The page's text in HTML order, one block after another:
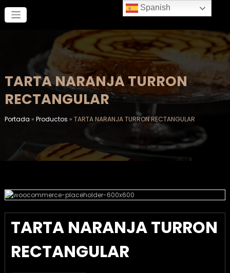
contenido
TARTA NARANJA TURRON
RECTANGULAR
Portada » Productos » TARTA NARANJA TURRON RECTANGULAR
TARTA NARANJA TURRON
RECTANGULAR
Spanish